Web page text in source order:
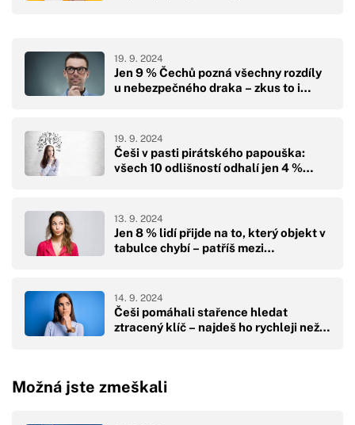
Jen 9 % Čechů pozná všechny rozdíly
u nebezpečného draka – zkus to i…
19. 9. 2024
Češi v pasti pirátského papouška:
všech 10 odlišností odhalí jen 4 %…
19. 9. 2024
Jen 8 % lidí přijde na to, který objekt v
tabulce chybí – patříš mezi…
13. 9. 2024
Češi pomáhali stařence hledat
ztracený klíč – najdeš ho rychleji než…
14. 9. 2024
Možná jste zmeškali